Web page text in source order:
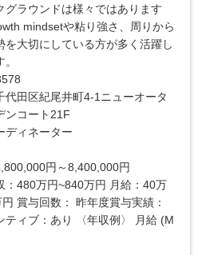
グラウンドは様々ではあります
mindsetや粘り強さ、周りから
を大切にしている方が多く活躍し
代田区紀尾井町4-1ニューオータ
ンコート21F
ディネーター
円～8,400,000円
：480万円~840万円 月給：40万
賞与回数： 昨年度賞与実績：
ティブ：あり 〈年収例〉 月給 (M